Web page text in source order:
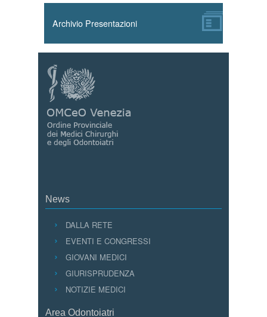
Archivio Presentazioni
News
DALLA RETE
EVENTI E CONGRESSI
GIOVANI MEDICI
GIURISPRUDENZA
NOTIZIE MEDICI
Area Odontoiatri